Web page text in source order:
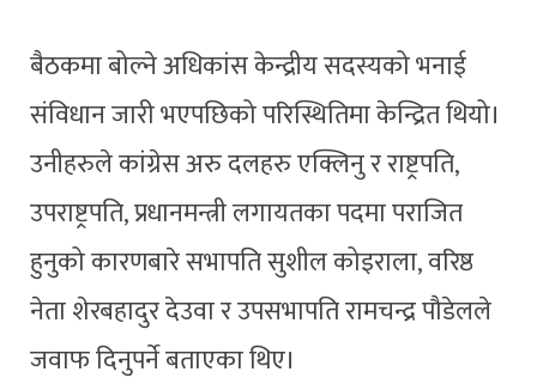
बैठकमा बोल्ने अधिकांस केन्द्रीय सदस्यको भनाई
संविधान जारी भएपछिको परिस्थितिमा केन्द्रित थियो।
उनीहरुले कांग्रेस अरु दलहरु एक्लिनु र राष्ट्रपति,
उपराष्ट्रपति, प्रधानमन्त्री लगायतका पदमा पराजित
हुनुको कारणबारे सभापति सुशील कोइराला, वरिष्ठ
नेता शेरबहादुर देउवा र उपसभापति रामचन्द्र पौडेलले
जवाफ दिनुपर्ने बताएका थिए।